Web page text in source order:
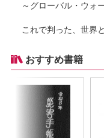
～グローバル・ウォ
これで判った、世界
おすすめ書籍